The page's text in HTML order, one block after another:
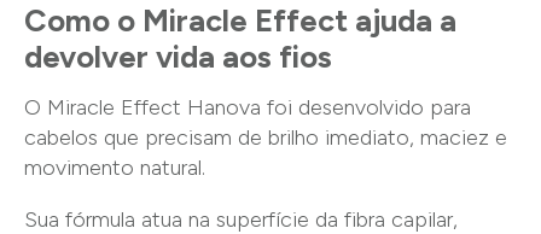
Como o Miracle Effect ajuda a
devolver vida aos fios
O Miracle Effect Hanova foi desenvolvido para
cabelos que precisam de brilho imediato, maciez e
movimento natural.
Sua fórmula atua na superfície da fibra capilar,